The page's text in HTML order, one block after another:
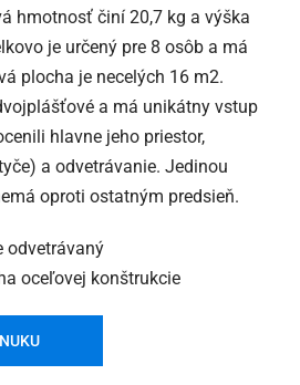
hmotnosť činí 20,7 kg a výška
je určený pre 8 osôb a má
plocha je necelých 16 m2.
a má unikátny vstup
hlavne jeho priestor,
a odvetrávanie. Jedinou
oproti ostatným predsieň.
odvetrávaný
oceľovej konštrukcie